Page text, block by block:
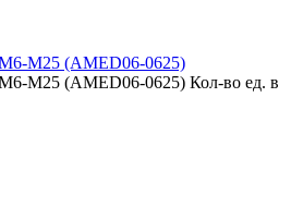
M25 (AMED06-0625)
M25 (AMED06-0625) Кол-во ед. в